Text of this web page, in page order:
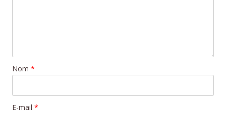
Nom *
E-mail *